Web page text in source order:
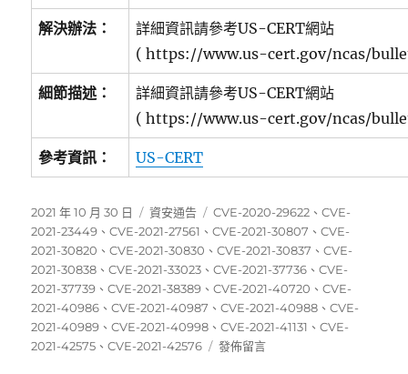
解決辦法：
詳細資訊請參考US-CERT網站
( https://www.us-cert.gov/ncas/
細節描述：
詳細資訊請參考US-CERT網站
( https://www.us-cert.gov/ncas/
參考資訊： US-CERT
發
佈
日
期:
2021 年 10 月 30 日
分
類
資安通告
標
籤
CVE-2020-29622 、CVE-
2021-23449 、CVE-2021-27561 、CVE-2021-30807 、CVE-
2021-30820 、CVE-2021-30830 、CVE-2021-30837 、CVE-
2021-30838 、CVE-2021-33023 、CVE-2021-37736 、CVE-
2021-37739 、CVE-2021-38389 、CVE-2021-40720 、CVE-
2021-40986 、CVE-2021-40987 、CVE-2021-40988 、CVE-
2021-40989 、CVE-2021-40998 、CVE-2021-41131 、CVE-
2021-42575 、CVE-2021-42576
在
發佈留言